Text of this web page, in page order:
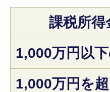
課税所得
1,000万円以
1,000万円を